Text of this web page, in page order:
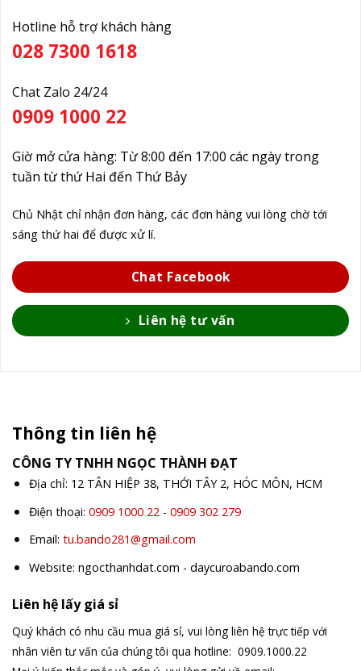
Hotline hỗ trợ khách hàng
028 7300 1618
Chat Zalo 24/24
0909 1000 22
Giờ mở cửa hàng: Từ 8:00 đến 17:00 các ngày trong
tuần từ thứ Hai đến Thứ Bảy
Chủ Nhật chỉ nhận đơn hàng, các đơn hàng vui lòng chờ tới
sáng thứ hai để được xử lí.
Chat Facebook
Liên hệ tư vấn
Thông tin liên hệ
CÔNG TY TNHH NGỌC THÀNH ĐẠT
Địa chỉ: 12 TÂN HIỆP 38, THỚI TÂY 2, HÓC MÔN, HCM
Điện thoại: 0909 1000 22 - 0909 302 279
Email: tu.bando281@gmail.com
Website: ngocthanhdat.com - daycuroabando.com
Liên hệ lấy giá sỉ
Quý khách có nhu cầu mua giá sỉ, vui lòng liên hệ trực tiếp với
nhân viên tư vấn của chúng tôi qua hotline: 0909.1000.22